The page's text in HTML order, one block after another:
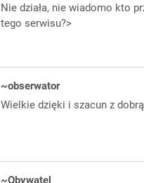
Nie działa, nie wiadomo kto
tego serwisu?>
~obserwator
Wielkie dzięki i szacun z